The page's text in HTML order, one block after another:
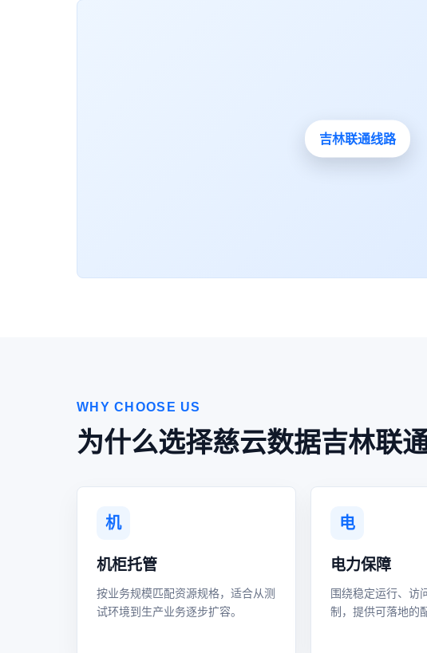
WHY CHOOSE US
为什么选择慈云数据吉林联
机
机柜托管
按业务规模匹配资源规格，适合从测
试环境到生产业务逐步扩容。
电
电力保障
围绕稳定运行、访
制，提供可落地的